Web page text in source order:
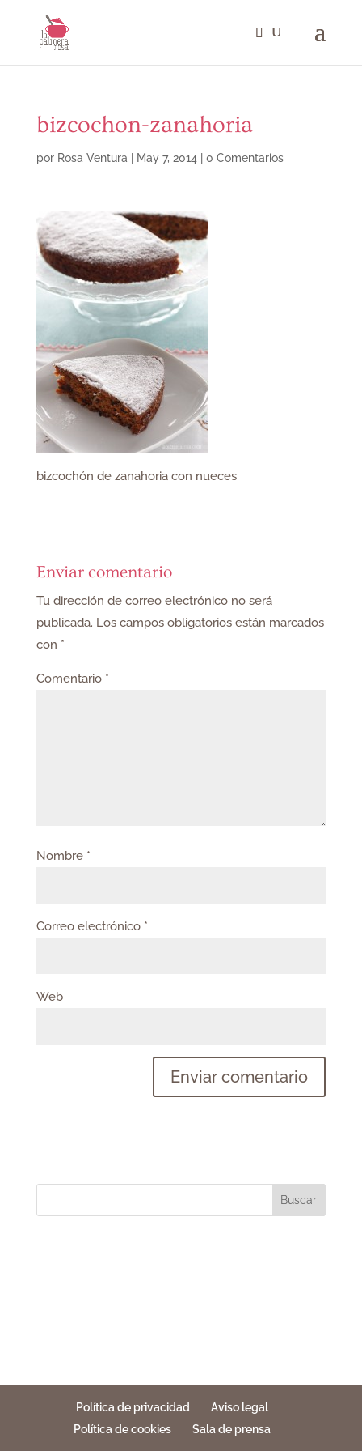
bizcochon-zanahoria
por Rosa Ventura May 7, 2014 0 Comentarios
bizcochón de zanahoria con nueces
Enviar comentario
Tu dirección de correo electrónico no será
publicada. Los campos obligatorios están marcados
con *
Comentario *
Nombre *
Correo electrónico *
Web
Buscar
Política de privacidad
Aviso legal
Política de cookies
Sala de prensa